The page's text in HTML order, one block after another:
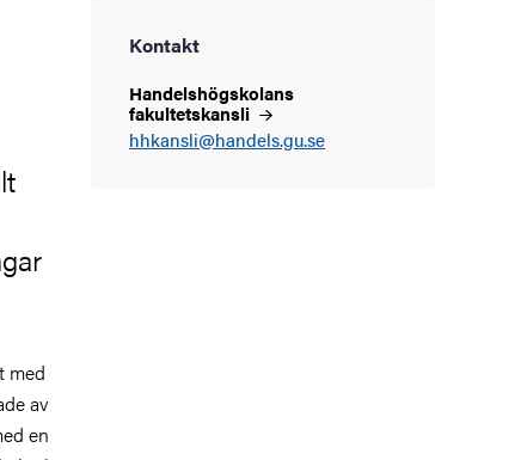
Kontakt
Handelshögskolans
fakultetskansli
hhkansli@handels.gu.se